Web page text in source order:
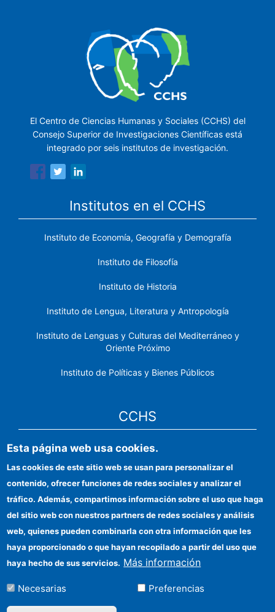
El Centro de Ciencias Humanas y Sociales (CCHS) del
Consejo Superior de Investigaciones Científicas está
integrado por seis institutos de investigación.
Institutos en el CCHS
Instituto de Economía, Geografía y Demografía
Instituto de Filosofía
Instituto de Historia
Instituto de Lengua, Literatura y Antropología
Instituto de Lenguas y Culturas del Mediterráneo y
Oriente Próximo
Instituto de Políticas y Bienes Públicos
CCHS
Sede electrónica CSIC
Identidad institucional
Información para proveedores
Ayudas FEDER
Organismos financiadores
Contacto
Cómo llegar
Esta página web usa cookies.
Las cookies de este sitio web se usan para personalizar el
contenido, ofrecer funciones de redes sociales y analizar el
tráfico. Además, compartimos información sobre el uso que haga
del sitio web con nuestros partners de redes sociales y análisis
web, quienes pueden combinarla con otra información que les
haya proporcionado o que hayan recopilado a partir del uso que
haya hecho de sus servicios. Más información
Necesarias Preferencias